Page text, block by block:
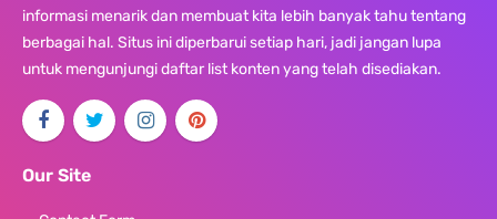
informasi menarik dan membuat kita lebih banyak tahu tentang
berbagai hal. Situs ini diperbarui setiap hari, jadi jangan lupa
untuk mengunjungi daftar list konten yang telah disediakan.
Our Site